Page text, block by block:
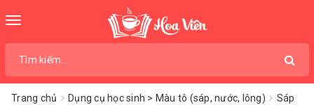
Toggle
Trang chủ Dụng cụ học sinh > Màu tô (sáp, nước, lông)
Sáp